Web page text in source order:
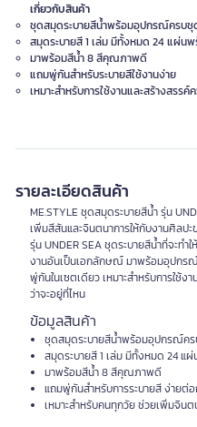
เกี่ยวกับสินค้า
ชุดสมุดระบายสีน้ำพร้อมอุปกรณ์ครบชุ
สมุดระบายสี 1 เล่ม มีทั้งหมด 24 แผ่น
มาพร้อมสีน้ำ 8 สีคุณภาพดี
แถมพู่กันสำหรับระบายสีใช้งานง่าย
เหมาะสำหรับการใช้งานและสร้างสรร
รายละเอียดสินค้า
ME.STYLE ชุดสมุดระบายสีน้ำ รุ่น
เพิ่มสีสันและจินตนาการให้กับงานศิลป
รุ่น UNDER SEA ชุดระบายสีน้ำที่จะท
งานอันเป็นเอกลักษณ์ มาพร้อมอุปกร
พู่กันในเซตเดียว เหมาะสำหรับการใช้ง
ว่าจะอยู่ที่ไหน
ข้อมูลสินค้า
ชุดสมุดระบายสีน้ำพร้อมอุปกรณ์ค
สมุดระบายสี 1 เล่ม มีทั้งหมด 24 แ
มาพร้อมสีน้ำ 8 สีคุณภาพดี
แถมพู่กันสำหรับการระบายสี ง่ายต่อ
เหมาะสำหรับคนทุกวัย ช่วยเพิ่มจิน